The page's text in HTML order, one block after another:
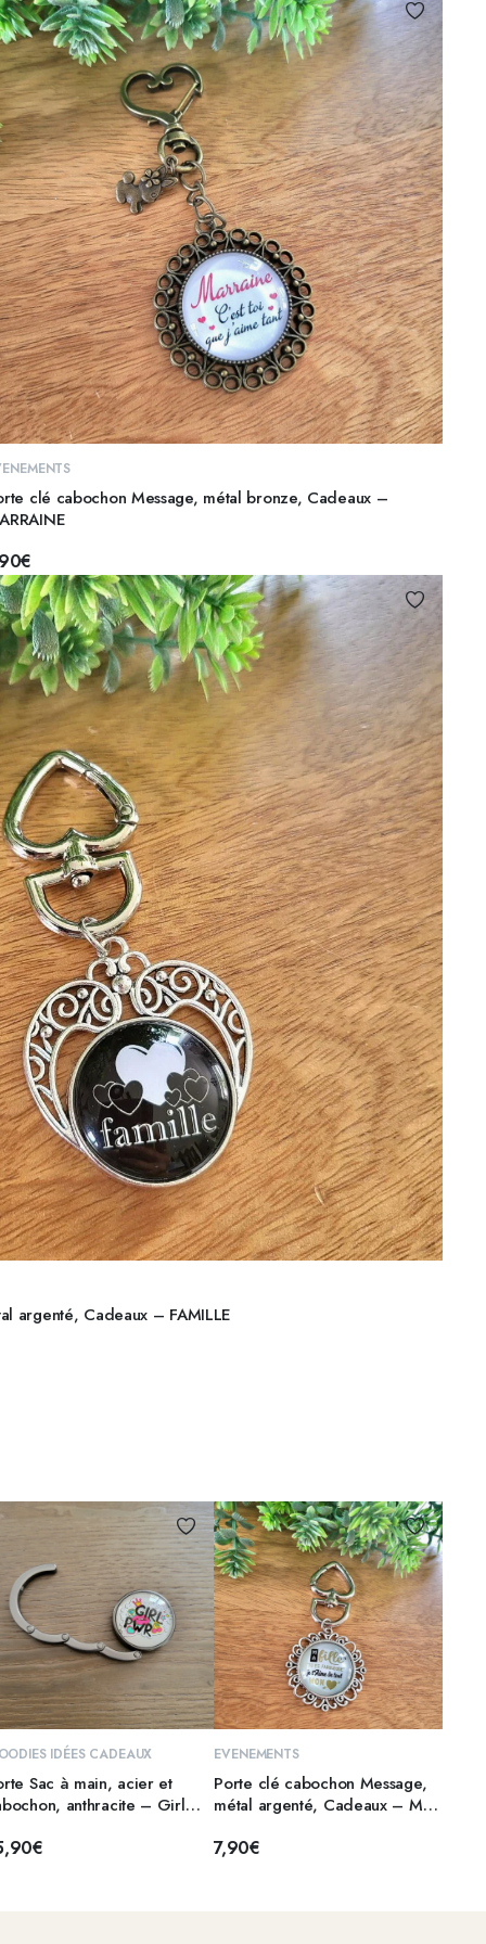
clé cabochon Message, métal bronze, Cadeaux –
€
argenté, Cadeaux – FAMILLE
AJOUTER AU PANIER
IDÉES CADEAUX
Sac à main, acier et
anthracite – Girl
€
AJOUTER AU PANIER
EVENEMENTS
Porte clé cabochon Message,
métal argenté, Cadeaux – MA
7,90€